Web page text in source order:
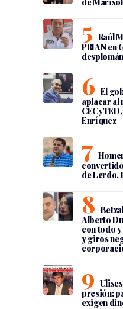
Raúl
PRIAN en
El
aplacar
Enríquez
de Lerdo,
Alberto
con todo
y giros
presión:
exigen